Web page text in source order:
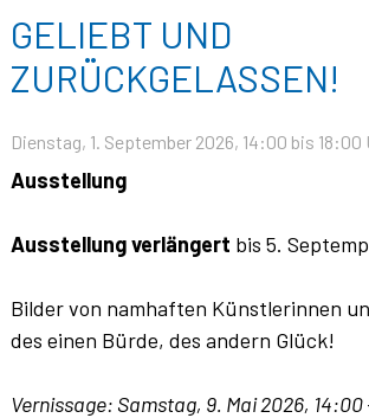
GELIEBT UND
ZURÜCKGELASSEN!
Dienstag, 1. September 2026, 14:00 bis 18:00
Ausstellung
Ausstellung verlängert bis 5.
Bilder von namhaften Künstlerinnen
des einen Bürde, des andern Glück!
Vernissage: Samstag, 9. Mai 2026, 14:00